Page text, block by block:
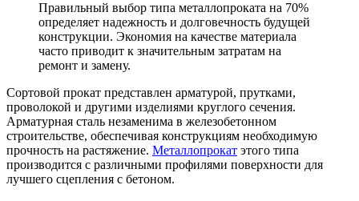
Правильный выбор типа металлопроката на 70%
определяет надежность и долговечность будущей
конструкции. Экономия на качестве материала
часто приводит к значительным затратам на
ремонт и замену.
Сортовой прокат представлен арматурой, прутками,
проволокой и другими изделиями круглого сечения.
Арматурная сталь незаменима в железобетонном
строительстве, обеспечивая конструкциям необходимую
прочность на растяжение. Металлопрокат этого типа
производится с различными профилями поверхности для
лучшего сцепления с бетоном.